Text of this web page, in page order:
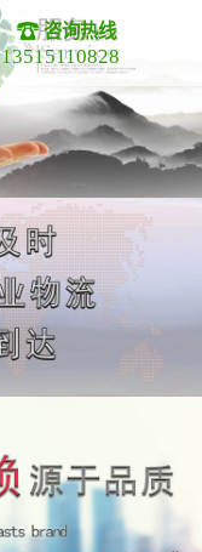
咨询热线
13515110828